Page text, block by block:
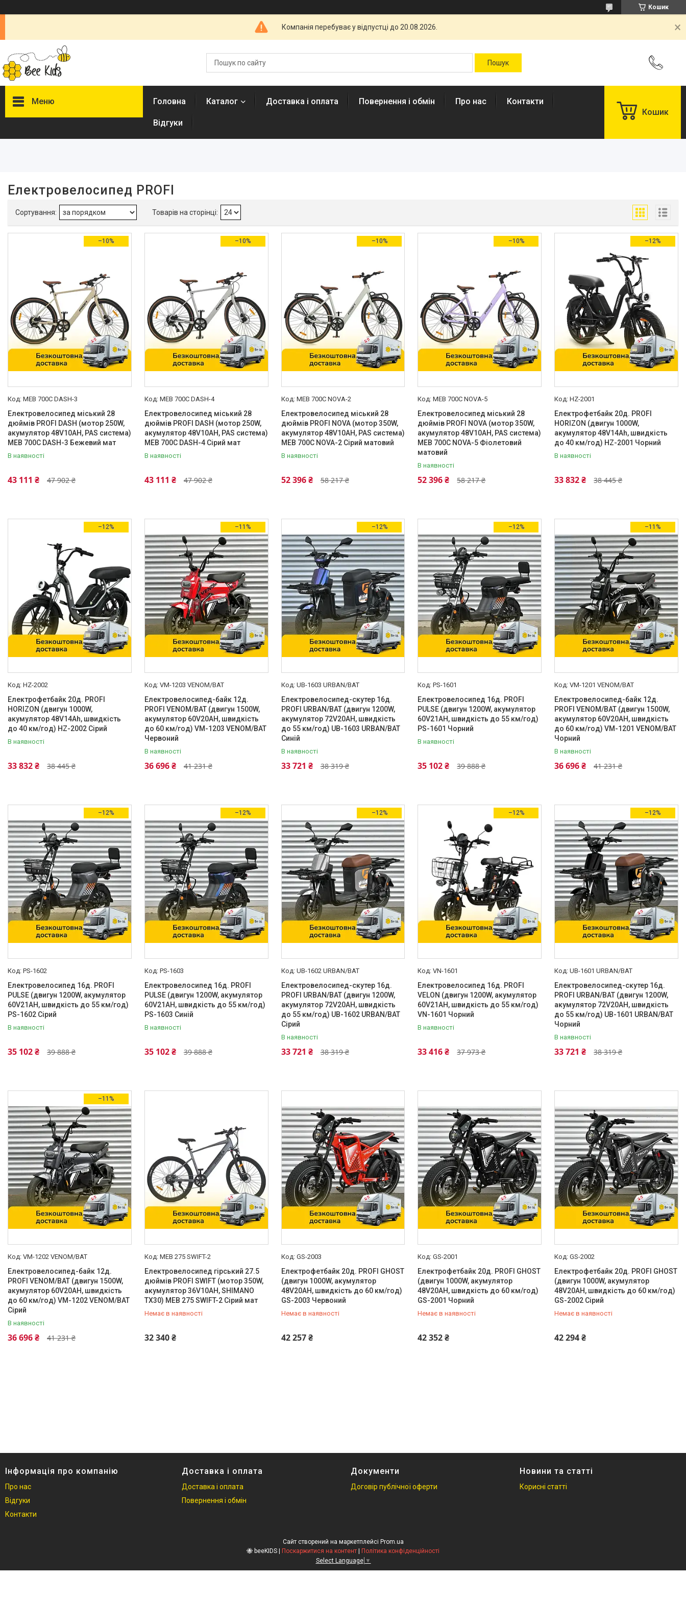
Кошик
Компанія перебуває у відпустці до 20.08.2026.
Меню
Наявність
Виробник
Profi
20
Країна виробник
Китай 20
Вікова група
З 12 років 5
Бежевий 1
Синій 2
Сірий 8
Фіолетовий
Унісекс 20
Тип велосипеда
Електровелосипед 20
Розмір рами
Матеріал виготовлення рами
Алюмінієвий сплав
Сталь 14
27,5" 1
Дисковий гідравлічний 4
Дисковий, механічний 1
Задні гальма
Дисковий гідравлічний 8
Дисковий, механічний 1
Форм фактор рами
Цілісна 18
Надувні колеса
Так 20
Кількість коліс велосипеда
2 19
Рік випуску
Так 15
Регулювання підйому керма
Так 2
Педалі
Платформні 2
Регулювання висоти сидіння
Так 3
Дзвінок
Так 5
Каталог
Новинки
Доставка і оплата
Повернення і обмін
Головна Каталог Доставка і оплата Повернення і обмін Про нас Контакти
Відгуки
Кошик
Електровелосипед PROFI
–10%
MEB 700C DASH-3
Електровелосипед міський 28
дюймів PROFI DASH (мотор 250W,
акумулятор 48V10AH, PAS система)
MEB 700C DASH-3 Бежевий мат
В наявності
47 902 ₴
43 111 ₴
–10%
MEB 700C DASH-4
Електровелосипед міський 28
дюймів PROFI DASH (мотор 250W,
акумулятор 48V10AH, PAS система)
MEB 700C DASH-4 Сірий мат
В наявності
47 902 ₴
43 111 ₴
–10%
MEB 700C NOVA-2
Електровелосипед міський 28
дюймів PROFI NOVA (мотор 350W,
акумулятор 48V10AH, PAS система)
MEB 700C NOVA-2 Сірий матовий
В наявності
58 217 ₴
52 396 ₴
–10%
MEB 700C NOVA-5
Електровелосипед міський 28
дюймів PROFI NOVA (мотор 350W,
акумулятор 48V10AH, PAS система)
MEB 700C NOVA-5 Фіолетовий
матовий
В наявності
58 217 ₴
52 396 ₴
–12%
HZ-2001
Електрофетбайк 20д. PROFI
HORIZON (двигун 1000W,
акумулятор 48V14Ah, швидкість
до 40 км/год) HZ-2001 Чорний
В наявності
38 445 ₴
33 832 ₴
–12%
HZ-2002
Електрофетбайк 20д. PROFI
HORIZON (двигун 1000W,
акумулятор 48V14Ah, швидкість
до 40 км/год) HZ-2002 Сірий
В наявності
38 445 ₴
33 832 ₴
–11%
VM-1203 VENOM/BAT
Електровелосипед-байк 12д.
PROFI VENOM/BAT (двигун 1500W,
акумулятор 60V20AH, швидкість
до 60 км/год) VM-1203 VENOM/BAT
Червоний
В наявності
41 231 ₴
36 696 ₴
–12%
UB-1603 URBAN/BAT
Електровелосипед-скутер 16д.
PROFI URBAN/BAT (двигун 1200W,
акумулятор 72V20AH, швидкість
до 55 км/год) UB-1603 URBAN/BAT
Синій
В наявності
38 319 ₴
33 721 ₴
–12%
PS-1601
Електровелосипед 16д. PROFI
PULSE (двигун 1200W, акумулятор
60V21AH, швидкість до 55 км/год)
PS-1601 Чорний
В наявності
39 888 ₴
35 102 ₴
–11%
VM-1201 VENOM/BAT
Електровелосипед-байк 12д.
PROFI VENOM/BAT (двигун 1500W,
акумулятор 60V20AH, швидкість
до 60 км/год) VM-1201 VENOM/BAT
Чорний
В наявності
41 231 ₴
36 696 ₴
–12%
PS-1602
Електровелосипед 16д. PROFI
PULSE (двигун 1200W, акумулятор
60V21AH, швидкість до 55 км/год)
PS-1602 Сірий
В наявності
39 888 ₴
35 102 ₴
–12%
PS-1603
Електровелосипед 16д. PROFI
PULSE (двигун 1200W, акумулятор
60V21AH, швидкість до 55 км/год)
PS-1603 Синій
В наявності
39 888 ₴
35 102 ₴
–12%
UB-1602 URBAN/BAT
Електровелосипед-скутер 16д.
PROFI URBAN/BAT (двигун 1200W,
акумулятор 72V20AH, швидкість
до 55 км/год) UB-1602 URBAN/BAT
Сірий
В наявності
38 319 ₴
33 721 ₴
–12%
VN-1601
Електровелосипед 16д. PROFI
VELON (двигун 1200W, акумулятор
60V21AH, швидкість до 55 км/год)
VN-1601 Чорний
В наявності
37 973 ₴
33 416 ₴
–12%
UB-1601 URBAN/BAT
Електровелосипед-скутер 16д.
PROFI URBAN/BAT (двигун 1200W,
акумулятор 72V20AH, швидкість
до 55 км/год) UB-1601 URBAN/BAT
Чорний
В наявності
38 319 ₴
33 721 ₴
–11%
VM-1202 VENOM/BAT
Електровелосипед-байк 12д.
PROFI VENOM/BAT (двигун 1500W,
акумулятор 60V20AH, швидкість
до 60 км/год) VM-1202 VENOM/BAT
Сірий
В наявності
41 231 ₴
36 696 ₴
MEB 275 SWIFT-2
Електровелосипед гірський 27.5
дюймів PROFI SWIFT (мотор 350W,
акумулятор 36V10AH, SHIMANO
TX30) MEB 275 SWIFT-2 Сірий мат
Немає в наявності
32 340 ₴
0 (800) 33-98-35
GS-2003
Електрофетбайк 20д. PROFI GHOST
(двигун 1000W, акумулятор
48V20AH, швидкість до 60 км/год)
GS-2003 Червоний
Немає в наявності
42 257 ₴
0 (800) 33-98-35
GS-2001
Електрофетбайк 20д. PROFI GHOST
(двигун 1000W, акумулятор
48V20AH, швидкість до 60 км/год)
GS-2001 Чорний
Немає в наявності
42 352 ₴
0 (800) 33-98-35
GS-2002
Електрофетбайк 20д. PROFI GHOST
(двигун 1000W, акумулятор
48V20AH, швидкість до 60 км/год)
GS-2002 Сірий
Немає в наявності
42 294 ₴
0 (800) 33-98-35
Інформація про компанію
Про нас
Відгуки
Контакти
Доставка і оплата
Доставка і оплата
Повернення і обмін
Документи
Договір публічної оферти
Новини та статті
Корисні статті
Сайт створений на маркетплейсі Prom.ua
Поскаржитися на контент
Політика конфіденційності
Select Language ▼